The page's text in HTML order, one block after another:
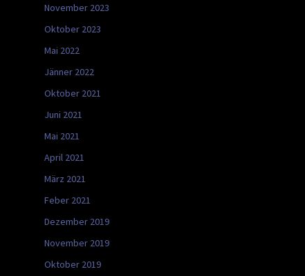
November 2023
Oktober 2023
Mai 2022
Jänner 2022
Oktober 2021
Juni 2021
Mai 2021
April 2021
März 2021
Feber 2021
Dezember 2019
November 2019
Oktober 2019